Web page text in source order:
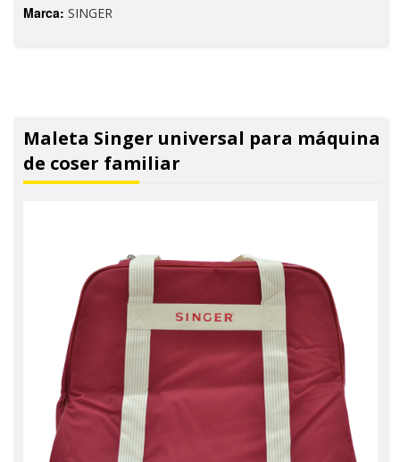
Marca: SINGER
Maleta Singer universal para máquina
de coser familiar